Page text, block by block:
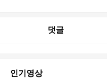
댓글
인기영상